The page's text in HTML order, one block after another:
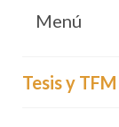
Menú
Tesis y